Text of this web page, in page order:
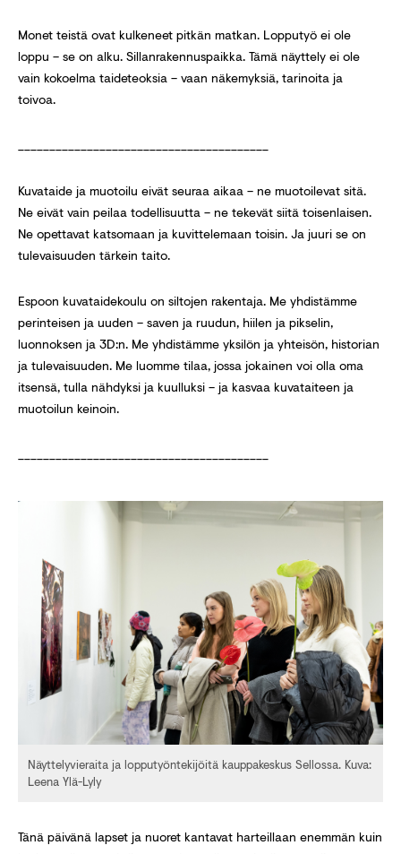
Monet teistä ovat kulkeneet pitkän matkan. Lopputyö ei ole
loppu – se on alku. Sillanrakennuspaikka. Tämä näyttely ei ole
vain kokoelma taideteoksia – vaan näkemyksiä, tarinoita ja
toivoa.
Kuvataide ja muotoilu eivät seuraa aikaa – ne muotoilevat sitä.
Ne eivät vain peilaa todellisuutta – ne tekevät siitä toisenlaisen.
Ne opettavat katsomaan ja kuvittelemaan toisin. Ja juuri se on
tulevaisuuden tärkein taito.
Espoon kuvataidekoulu on siltojen rakentaja. Me yhdistämme
perinteisen ja uuden – saven ja ruudun, hiilen ja pikselin,
luonnoksen ja 3D:n. Me yhdistämme yksilön ja yhteisön, historian
ja tulevaisuuden. Me luomme tilaa, jossa jokainen voi olla oma
itsensä, tulla nähdyksi ja kuulluksi – ja kasvaa kuvataiteen ja
muotoilun keinoin.
Näyttelyvieraita ja lopputyöntekijöitä kauppakeskus Sellossa. Kuva:
Leena Ylä-Lyly
Tänä päivänä lapset ja nuoret kantavat harteillaan enemmän kuin